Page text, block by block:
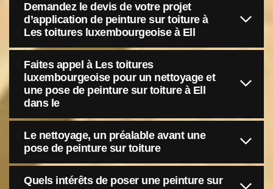
Demandez le devis de votre projet
d’application de peinture sur toiture à
Les toitures luxembourgeoise à Ell
Faites appel à Les toitures
luxembourgeoise pour un nettoyage et
une pose de peinture sur toiture à Ell
dans le
Le nettoyage, un préalable avant une
pose de peinture sur toiture
Quels intérêts de poser une peinture sur